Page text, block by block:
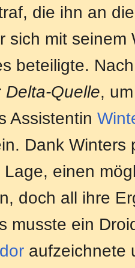
die ihn an
sich mit
beteiligte.
Delta-Quelle,
Assistentin
Dank
Lage, einen
doch all ihre
musste ein
aufzeichnete